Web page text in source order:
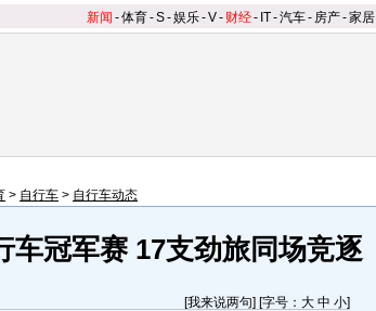
新闻 -体育-S-娱乐-V- 财经- IT-汽车- 房产-家居
> 自行车 > 自行车动态
车冠军赛 17支劲旅同场竞逐
[我来说两句] [字号： 大 中 小]